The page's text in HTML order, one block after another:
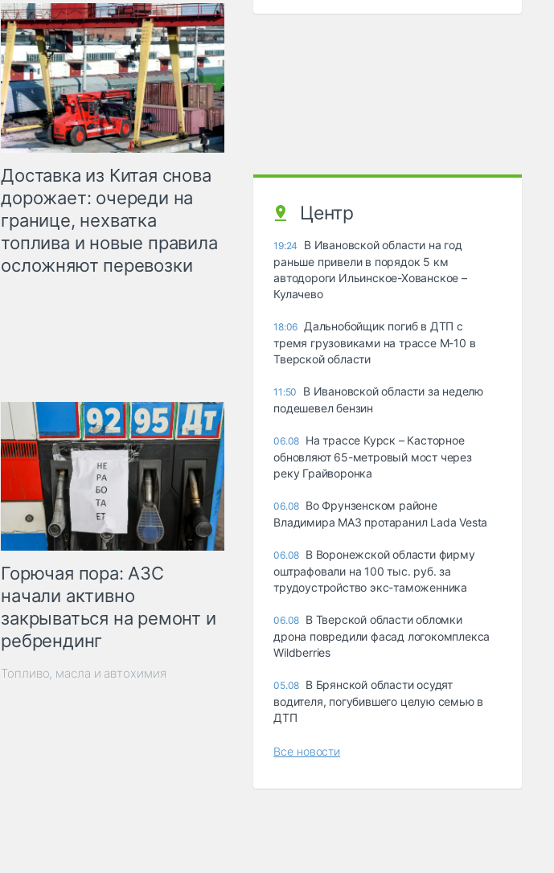
Доставка из Китая снова
дорожает: очереди на
границе, нехватка
топлива и новые правила
осложняют перевозки
Горючая пора: АЗС
начали активно
закрываться на ремонт и
ребрендинг
Топливо, масла и автохимия
Центр
19:24
В Ивановской области на год
раньше привели в порядок 5 км
автодороги Ильинское-Хованское –
Кулачево
18:06 Дальнобойщик погиб в ДТП с
тремя грузовиками на трассе М-10 в
Тверской области
11:50
В Ивановской области за неделю
подешевел бензин
06.08 На трассе Курск – Касторное
обновляют 65-метровый мост через
реку Грайворонка
06.08 Во Фрунзенском районе
Владимира МАЗ протаранил Lada Vesta
06.08 В Воронежской области фирму
оштрафовали на 100 тыс. руб. за
трудоустройство экс-таможенника
06.08 В Тверской области обломки
дрона повредили фасад логокомплекса
Wildberries
05.08 В Брянской области осудят
водителя, погубившего целую семью в
ДТП
Все новости